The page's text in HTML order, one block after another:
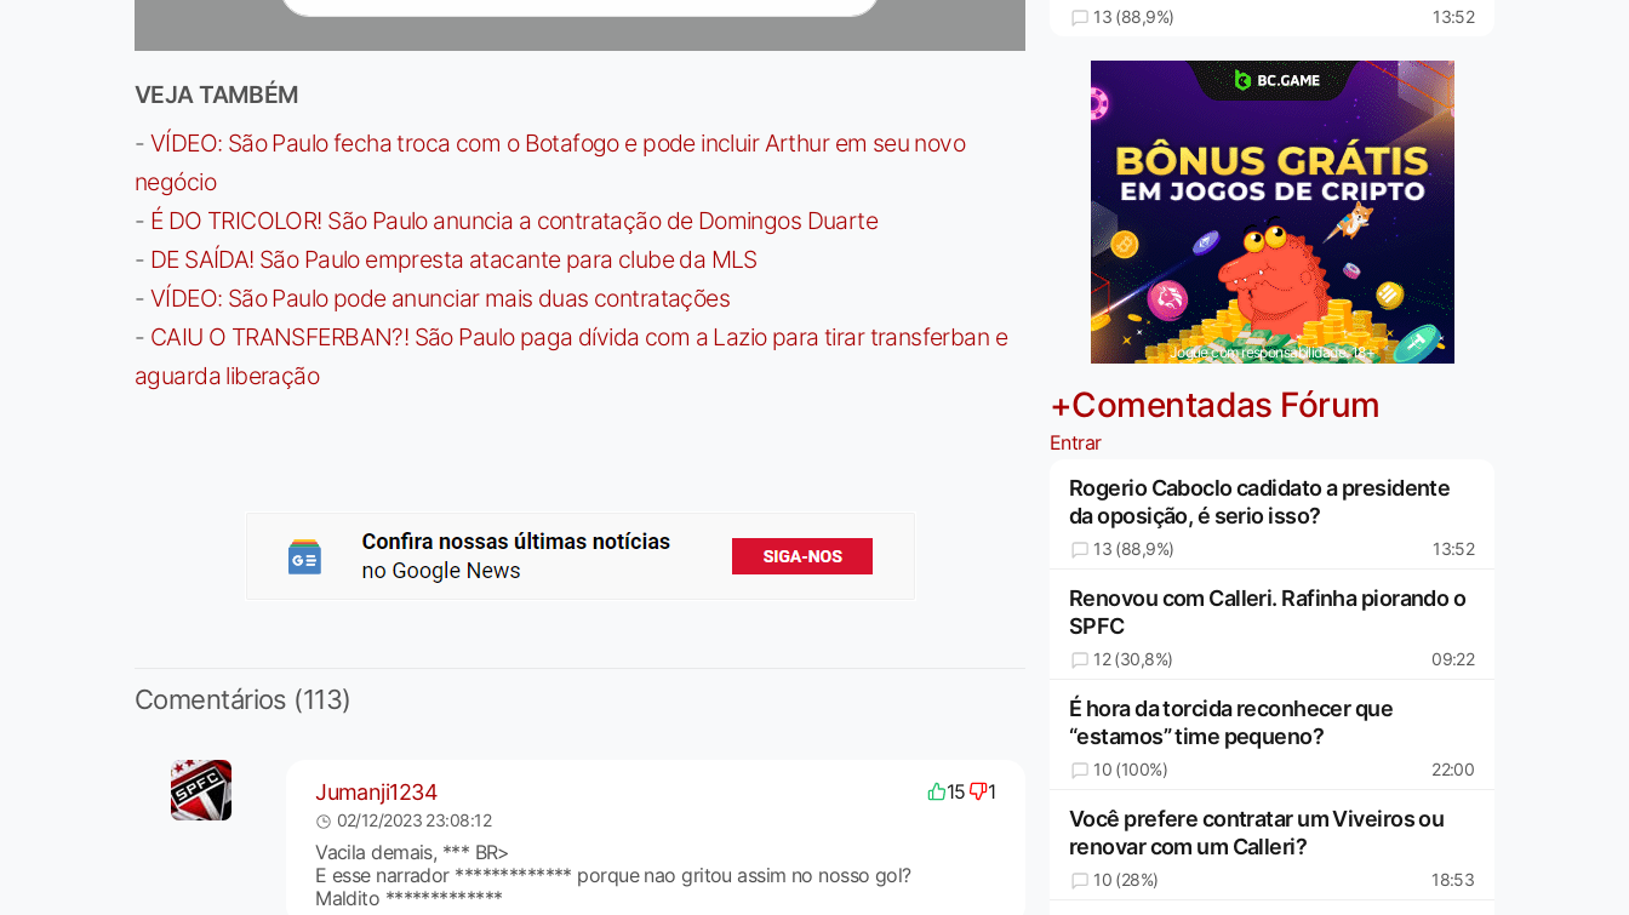
VEJA TAMBÉM
- VÍDEO: São Paulo fecha troca com o Botafogo e pode incluir Arthur em seu novo
negócio
- É DO TRICOLOR! São Paulo anuncia a contratação de Domingos Duarte
- DE SAÍDA! São Paulo empresta atacante para clube da MLS
- VÍDEO: São Paulo pode anunciar mais duas contratações
- CAIU O TRANSFERBAN?! São Paulo paga dívida com a Lazio para tirar transferban e
aguarda liberação
Comentários (113)
Jumanji1234 15 1
02/12/2023 23:08:12
Vacila demais, *** BR>
E esse narrador ************* porque nao gritou assim no nosso gol?
Maldito *************
13 (88,9%) 13:52
Jogue com responsabilidade. 18+
+Comentadas Fórum
Entrar
Rogerio Caboclo cadidato a presidente
da oposição, é serio isso?
13 (88,9%) 13:52
Renovou com Calleri. Rafinha piorando o
SPFC
12 (30,8%) 09:22
É hora da torcida reconhecer que
“estamos” time pequeno?
10 (100%) 22:00
Você prefere contratar um Viveiros ou
renovar com um Calleri?
10 (28%) 18:53